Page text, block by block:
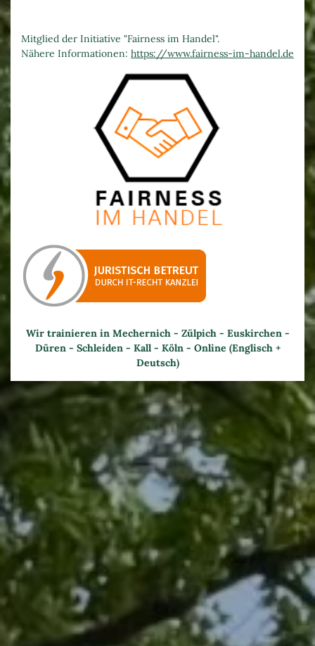
Mitglied der Initiative "Fairness im Handel".
Nähere Informationen: https://www.fairness-im-handel.de
Wir trainieren in Mechernich - Zülpich - Euskirchen -
Düren - Schleiden - Kall - Köln - Online (Englisch +
Deutsch)